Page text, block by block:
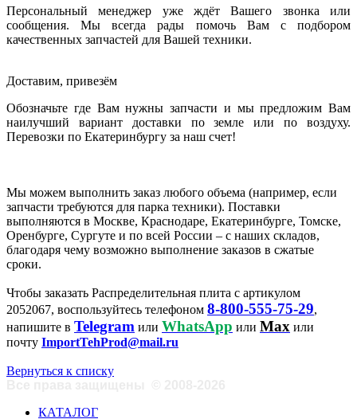
Персональный менеджер уже ждёт Вашего звонка или
сообщения. Мы всегда рады помочь Вам с подбором
качественных запчастей для Вашей техники.
Доставим, привезём
Обозначьте где Вам нужны запчасти и мы предложим Вам
наилучший вариант доставки по земле или по воздуху.
Перевозки по Екатеринбургу за наш счет!
Мы можем выполнить заказ любого объема (например, если
запчасти требуются для парка техники). Поставки
выполняются в Москве, Краснодаре, Екатеринбурге, Томске,
Оренбурге, Сургуте и по всей России – с наших складов,
благодаря чему возможно выполнение заказов в сжатые
сроки.
Чтобы заказать Распределительная плита с артикулом
2052067, воспользуйтесь телефоном 8-800-555-75-29,
напишите в Telegram или WhatsApp или Max или
почту ImportTehProd@mail.ru
Вернуться к списку
КАТАЛОГ